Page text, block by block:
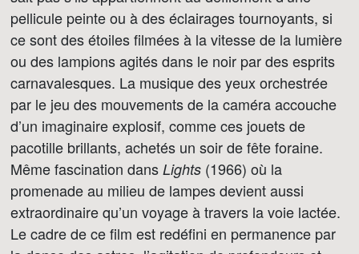
pellicule peinte ou à des éclairages tournoyants, si
ce sont des étoiles filmées à la vitesse de la lumière
ou des lampions agités dans le noir par des esprits
carnavalesques. La musique des yeux orchestrée
par le jeu des mouvements de la caméra accouche
d’un imaginaire explosif, comme ces jouets de
pacotille brillants, achetés un soir de fête foraine.
Même fascination dans Lights (1966) où la
promenade au milieu de lampes devient aussi
extraordinaire qu’un voyage à travers la voie lactée.
Le cadre de ce film est redéfini en permanence par